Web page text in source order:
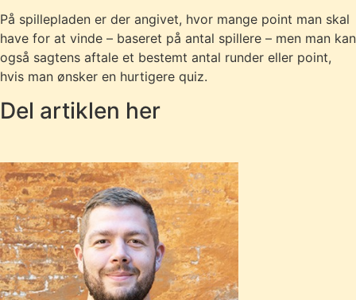
På spillepladen er der angivet, hvor mange point man skal
have for at vinde – baseret på antal spillere – men man kan
også sagtens aftale et bestemt antal runder eller point,
hvis man ønsker en hurtigere quiz.
Del artiklen her